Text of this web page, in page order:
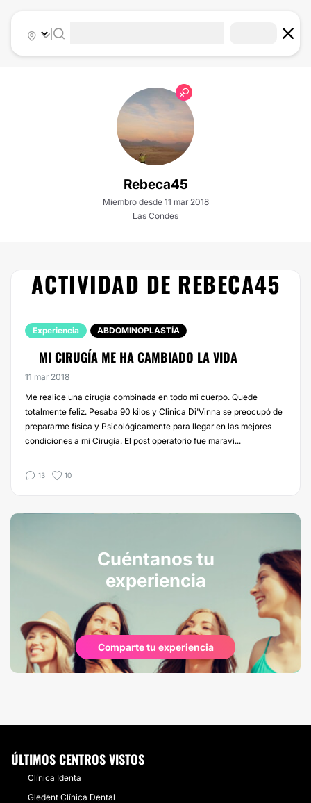
|
Rebeca45
Miembro desde 11 mar 2018
Las Condes
ACTIVIDAD DE REBECA45
Experiencia ABDOMINOPLASTÍA
MI CIRUGÍA ME HA CAMBIADO LA VIDA
11 mar 2018
Me realice una cirugía combinada en todo mi cuerpo. Quede
totalmente feliz. Pesaba 90 kilos y Clinica Di'Vinna se preocupó de
prepararme física y Psicológicamente para llegar en las mejores
condiciones a mi Cirugía. El post operatorio fue maravi...
13 10
Cuéntanos tu
experiencia
Comparte tu experiencia
ÚLTIMOS CENTROS VISTOS
Clínica Identa
​Gledent Clínica Dental